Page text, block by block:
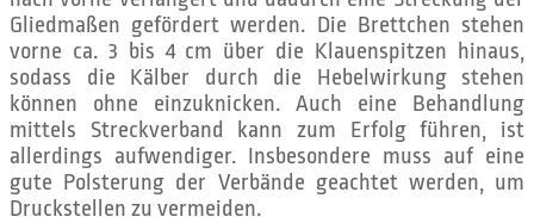
Gliedmaßen gefördert werden. Die Brettchen stehen
vorne ca. 3 bis 4 cm über die Klauenspitzen hinaus,
sodass die Kälber durch die Hebelwirkung stehen
können ohne einzuknicken. Auch eine Behandlung
mittels Streckverband kann zum Erfolg führen, ist
allerdings aufwendiger. Insbesondere muss auf eine
gute Polsterung der Verbände geachtet werden, um
Druckstellen zu vermeiden.